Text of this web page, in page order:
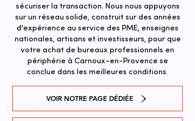
sécuriser la transaction. ​Nous nous appuyons
sur un réseau solide, construit sur des années
d'expérience au service des PME, enseignes
nationales, artisans et investisseurs, pour que
votre achat de bureaux professionnels en
périphérie à Carnoux-en-Provence se
conclue dans les meilleures conditions.
VOIR NOTRE PAGE DÉDIÉE